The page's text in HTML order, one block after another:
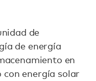
de
de energía
en
energía solar